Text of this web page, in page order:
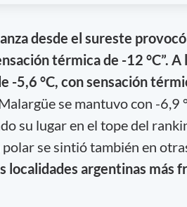
desde el sureste
térmica de -12 °C”.
-5,6 °C, con sensación
se mantuvo con -6,9
su lugar en el tope del
se sintió también en
localidades argentinas más